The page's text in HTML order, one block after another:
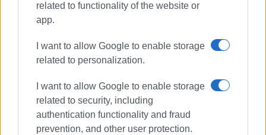
related to functionality of the website or
app.
I want to allow Google to enable storage
related to personalization.
I want to allow Google to enable storage
related to security, including
authentication functionality and fraud
prevention, and other user protection.
ΤΡΟΧΑΙΟ